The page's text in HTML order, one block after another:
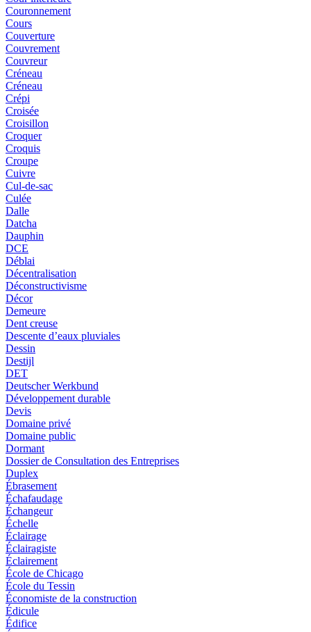
Couronnement
Cours
Couverture
Couvrement
Couvreur
Créneau
Créneau
Crépi
Croisée
Croisillon
Croquer
Croquis
Croupe
Cuivre
Cul-de-sac
Culée
Dalle
Datcha
Dauphin
DCE
Déblai
Décentralisation
Déconstructivisme
Décor
Demeure
Dent creuse
Descente d’eaux pluviales
Dessin
Destijl
DET
Deutscher Werkbund
Développement durable
Devis
Domaine privé
Domaine public
Dormant
Dossier de Consultation des Entreprises
Duplex
Ébrasement
Échafaudage
Échangeur
Échelle
Éclairage
Éclairagiste
Éclairement
École de Chicago
École du Tessin
Économiste de la construction
Édicule
Édifice